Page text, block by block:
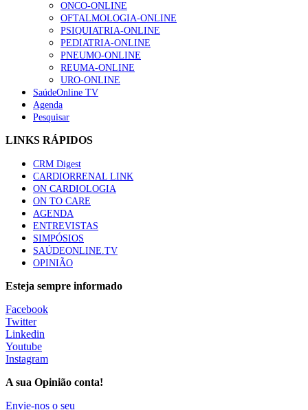
ONCO-ONLINE
OFTALMOLOGIA-ONLINE
PSIQUIATRIA-ONLINE
PEDIATRIA-ONLINE
PNEUMO-ONLINE
REUMA-ONLINE
URO-ONLINE
SaúdeOnline TV
Agenda
Pesquisar
LINKS RÁPIDOS
CRM Digest
CARDIORRENAL LINK
ON CARDIOLOGIA
ON TO CARE
AGENDA
ENTREVISTAS
SIMPÓSIOS
SAÚDEONLINE.TV
OPINIÃO
Esteja sempre informado
Facebook
Twitter
Linkedin
Youtube
Instagram
A sua Opinião conta!
Envie-nos o seu